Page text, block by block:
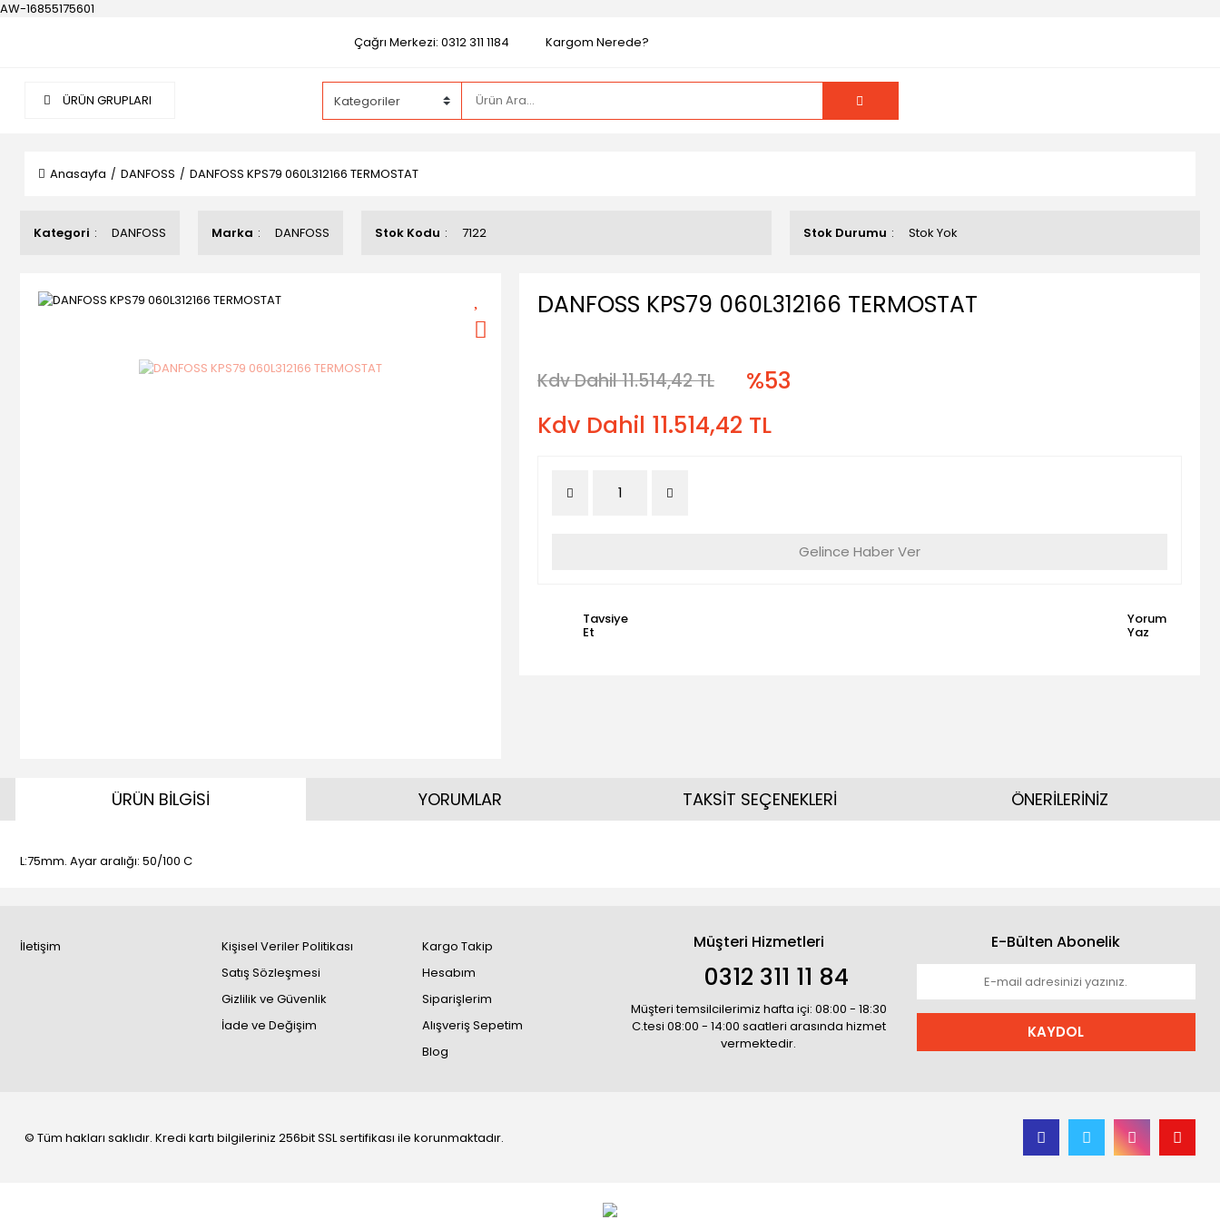
AW-16855175601
Çağrı Merkezi: 0312 311 1184
Kargom Nerede?
ÜRÜN GRUPLARI
Anasayfa DANFOSS DANFOSS KPS79 060L312166 TERMOSTAT
Kategori DANFOSS Marka DANFOSS Stok Kodu 7122 Stok Durumu Stok Yok
DANFOSS KPS79 060L312166 TERMOSTAT
Kdv Dahil 11.514,42 TL
%53
Kdv Dahil 11.514,42 TL
Gelince Haber Ver
Tavsiye
Et
Yorum
Yaz
ÜRÜN BİLGİSİ
L:75mm. Ayar aralığı: 50/100 C
YORUMLAR TAKSİT SEÇENEKLERİ ÖNERİLERİNİZ
İletişim
Kişisel Veriler Politikası
Satış Sözleşmesi
Gizlilik ve Güvenlik
İade ve Değişim
Kargo Takip
Hesabım
Siparişlerim
Alışveriş Sepetim
Blog
Müşteri Hizmetleri
0312 311 11 84
Müşteri temsilcilerimiz hafta içi: 08:00 - 18:30
C.tesi 08:00 - 14:00 saatleri arasında hizmet
vermektedir.
E-Bülten Abonelik
KAYDOL
© Tüm hakları saklıdır. Kredi kartı bilgileriniz 256bit SSL sertifikası ile korunmaktadır.